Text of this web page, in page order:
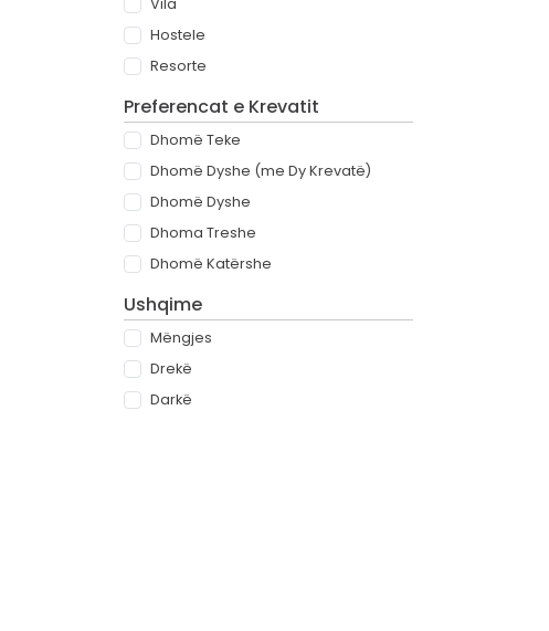
Hostele
Resorte
Preferencat e Krevatit
Dhomë Teke
Dhomë Dyshe (me Dy Krevatë)
Dhomë Dyshe
Dhoma Treshe
Dhomë Katërshe
Ushqime
Mëngjes
Drekë
Darkë